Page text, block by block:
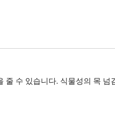
수 있습니다. 식물성의 목 넘